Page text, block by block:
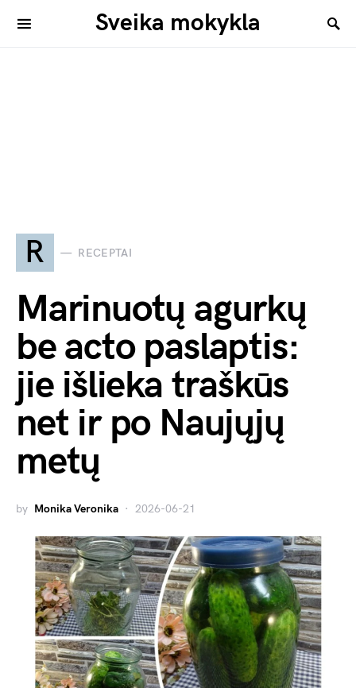
Sveika mokykla
R RECEPTAI
Marinuotų agurkų
be acto paslaptis:
jie išlieka traškūs
net ir po Naujųjų
metų
by Monika Veronika 2026-06-21